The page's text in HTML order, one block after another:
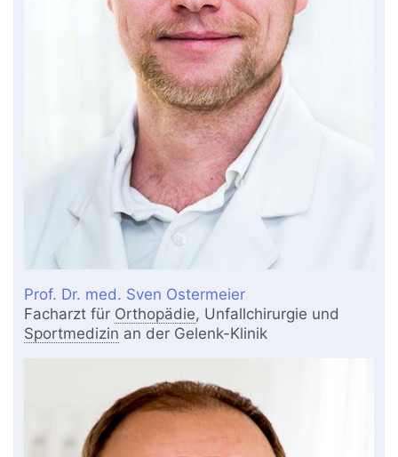
Prof. Dr. med. Sven Ostermeier
Facharzt für Orthopädie, Unfallchirurgie und
Sportmedizin an der Gelenk-Klinik